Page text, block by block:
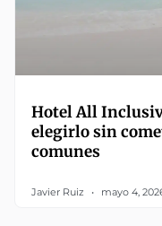
Hotel All
elegirlo sin
comunes
Javier Ruiz mayo 4,